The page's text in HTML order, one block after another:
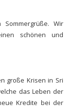
Wir
schönen und
große Krisen in Sri
das Leben der
Kredite bei der